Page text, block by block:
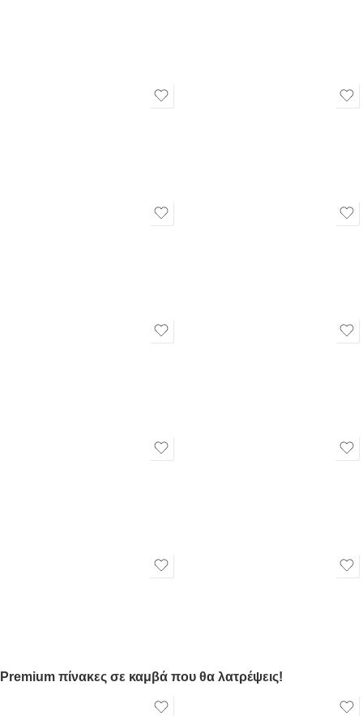
Premium πίνακες σε καμβά που θα λατρέψεις!